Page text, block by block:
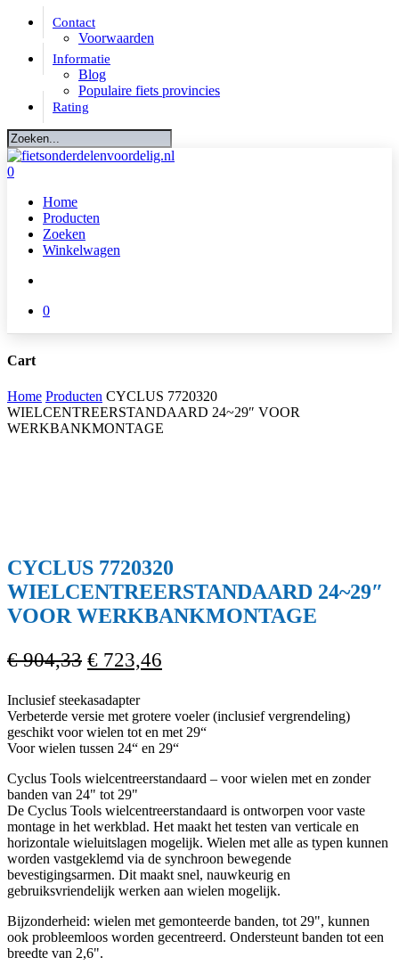
Skip
Contact
Voorwaarden
Informatie
Blog
Populaire fiets provincies
Rating
Close
Search
account
0
Home
Producten
Zoeken
Winkelwagen
0
Cart
Close
Cart
Home Producten CYCLUS 7720320
WIELCENTREERSTANDAARD 24~29″ VOOR
WERKBANKMONTAGE
CYCLUS 7720320
WIELCENTREERSTANDAARD 24~29″
VOOR WERKBANKMONTAGE
€904,33 Oorspronkelijke
was:
€ 904,33.
€ 723,46
€ 723,46.
Inclusief steekasadapter
Verbeterde versie met grotere voeler (inclusief vergrendeling)
geschikt voor wielen tot en met 29“
Voor wielen tussen 24“ en 29“
Cyclus Tools wielcentreerstandaard – voor wielen met en zonder
banden van 24" tot 29"
De Cyclus Tools wielcentreerstandaard is ontworpen voor vaste
montage in het werkblad. Het maakt het testen van verticale en
horizontale wieluitslagen mogelijk. Wielen met alle as typen kunnen
worden vastgeklemd via de synchroon bewegende
bevestigingsarmen. Dit maakt snel, nauwkeurig en
gebruiksvriendelijk werken aan wielen mogelijk.
Bijzonderheid: wielen met gemonteerde banden, tot 29", kunnen
ook probleemloos worden gecentreerd. Ondersteunt banden tot een
breedte van 2,6".